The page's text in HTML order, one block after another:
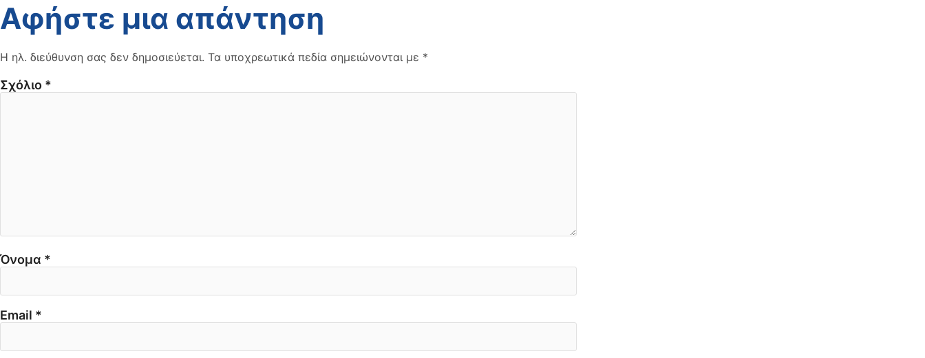
Αφήστε μια απάντηση
Η ηλ. διεύθυνση σας δεν δημοσιεύεται. Τα υποχρεωτικά πεδία σημειώνονται με *
Σχόλιο *
Όνομα *
Email *